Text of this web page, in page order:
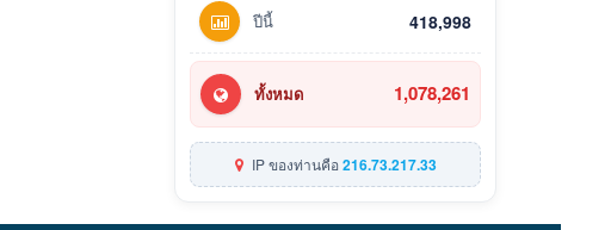
ปีนี้ 418,998
ทั้งหมด 1,078,261
IP ของท่านคือ216.73.217.33